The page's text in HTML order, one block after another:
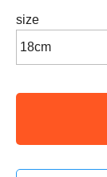
size